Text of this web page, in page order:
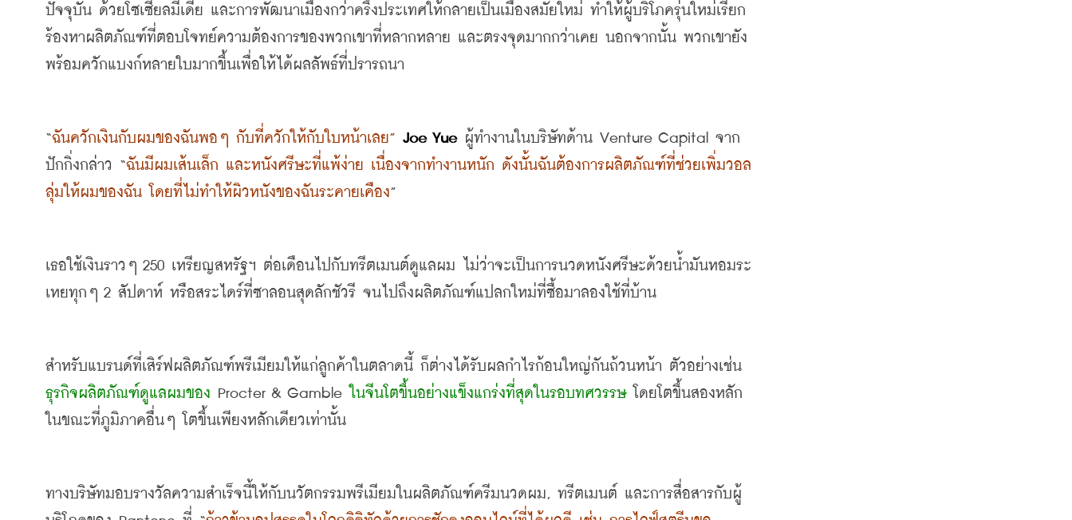
ปัจจุบัน ด้วยโซเซียลมีเดีย และการพัฒนาเมืองกว่าครึ่งประเทศให้กลายเป็นเมืองสมัยใหม่ ทำให้ผู้บริโภครุ่นใหม่เรียก
ร้องหาผลิตภัณฑ์ที่ตอบโจทย์ความต้องการของพวกเขาที่หลากหลาย และตรงจุดมากกว่าเคย นอกจากนั้น พวกเขายัง
พร้อมควักแบงก์หลายใบมากขึ้นเพื่อให้ได้ผลลัพธ์ที่ปรารถนา
“ฉันควักเงินกับผมของฉันพอๆ กับที่ควักให้กับใบหน้าเลย” Joe Yue ผู้ทำงานในบริษัทด้าน Venture Capital จาก
ปักกิ่งกล่าว
“ฉันมีผมเส้นเล็ก และหนังศรีษะที่แพ้ง่าย เนื่องจากทำงานหนัก ดังนั้นฉันต้องการผลิตภัณฑ์ที่ช่วยเพิ่มวอล
ลุ่มให้ผมของฉัน โดยที่ไม่ทำให้ผิวหนังของฉันระคายเคือง”
เธอใช้เงินราวๆ 250 เหรียญสหรัฐฯ ต่อเดือนไปกับทรีตเมนต์ดูแลผม ไม่ว่าจะเป็นการนวดหนังศรีษะด้วยน้ำมันหอมระ
เหยทุกๆ 2 สัปดาห์ หรือสระไดร์ที่ซาลอนสุดลักชัวรี จนไปถึงผลิตภัณฑ์แปลกใหม่ที่ซื้อมาลองใช้ที่บ้าน
ธุรกิจผลิตภัณฑ์ดูแลผมของ Procter & Gamble ในจีนโตขึ้นอย่างแข็งแกร่งที่สุดในรอบทศวรรษ โดยโตขึ้นสองหลัก
ในขณะที่ภูมิภาคอื่นๆ โตขึ้นเพียงหลักเดียวเท่านั้น
ทางบริษัทมอบรางวัลความสำเร็จนี้ให้กับนวัตกรรมพรีเมียมในผลิตภัณฑ์ครีมนวดผม, ทรีตเมนต์ และการสื่อสารกับผู้